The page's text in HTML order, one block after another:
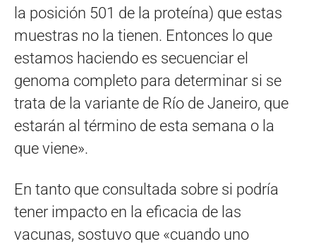
la posición 501 de la proteína) que estas
muestras no la tienen. Entonces lo que
estamos haciendo es secuenciar el
genoma completo para determinar si se
trata de la variante de Río de Janeiro, que
estarán al término de esta semana o la
que viene».
En tanto que consultada sobre si podría
tener impacto en la eficacia de las
vacunas, sostuvo que «cuando uno